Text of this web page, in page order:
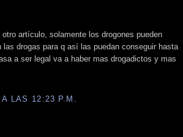
artículo, solamente los drogones pueden
drogas para q así las puedan conseguir hasta
a ser legal va a haber mas drogadictos y mas
LAS 12:23 P.M.